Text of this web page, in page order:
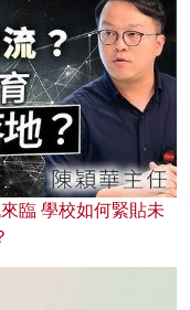
臨 學校如何緊貼未